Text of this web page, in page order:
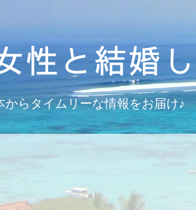
らタイムリーな情報をお届け♪